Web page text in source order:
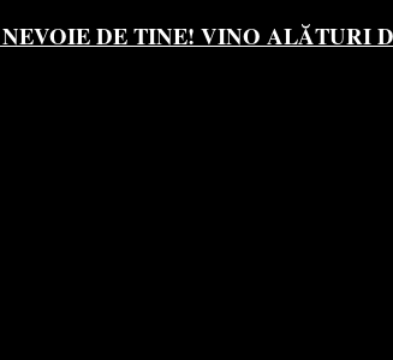
DE TINE! VINO ALĂTURI